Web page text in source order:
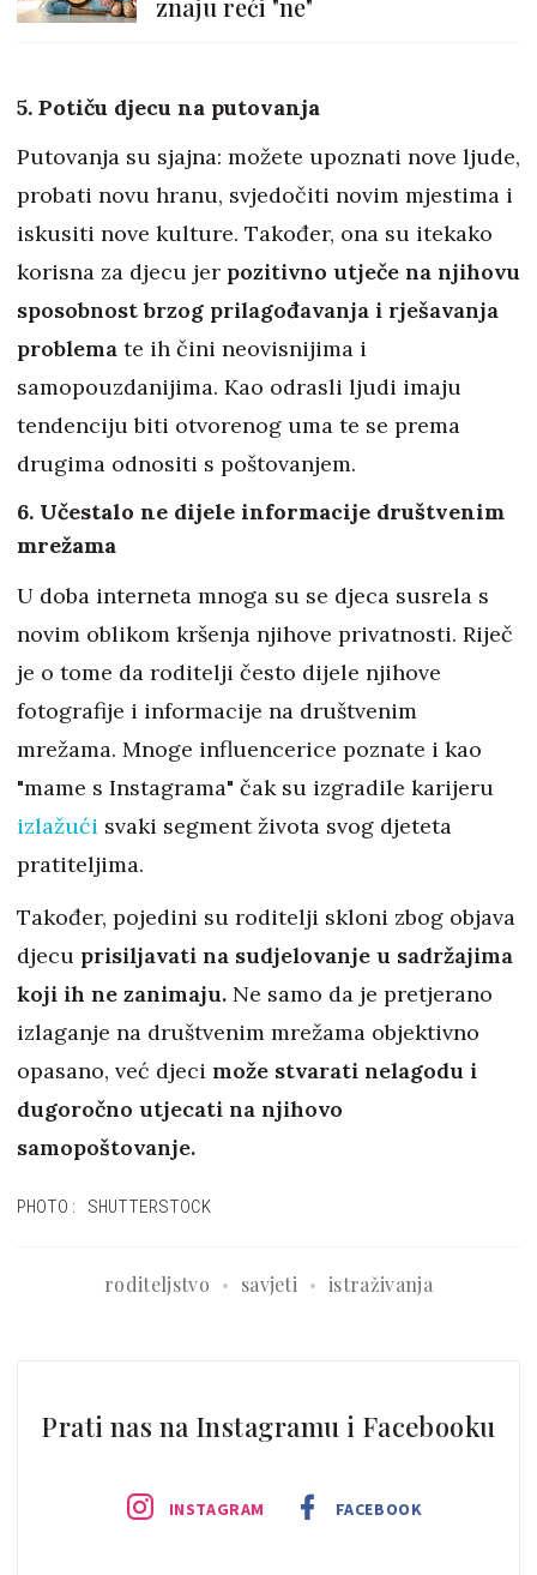
znaju reći "ne"
5. Potiču djecu na putovanja
Putovanja su sjajna: možete upoznati nove ljude,
probati novu hranu, svjedočiti novim mjestima i
iskusiti nove kulture. Također, ona su itekako
korisna za djecu jer pozitivno utječe na njihovu
sposobnost brzog prilagođavanja i rješavanja
problema te ih čini neovisnijima i
samopouzdanijima. Kao odrasli ljudi imaju
tendenciju biti otvorenog uma te se prema
drugima odnositi s poštovanjem.
6. Učestalo ne dijele informacije društvenim
mrežama
U doba interneta mnoga su se djeca susrela s
novim oblikom kršenja njihove privatnosti. Riječ
je o tome da roditelji često dijele njihove
fotografije i informacije na društvenim
mrežama. Mnoge influencerice poznate i kao
"mame s Instagrama" čak su izgradile karijeru
izlažući svaki segment života svog djeteta
pratiteljima.
Također, pojedini su roditelji skloni zbog objava
djecu prisiljavati na sudjelovanje u sadržajima
koji ih ne zanimaju. Ne samo da je pretjerano
izlaganje na društvenim mrežama objektivno
opasano, već djeci može stvarati nelagodu i
dugoročno utjecati na njihovo
samopoštovanje.
PHOTO: SHUTTERSTOCK
roditeljstvo savjeti istraživanja
Prati nas na Instagramu i Facebooku
INSTAGRAM FACEBOOK